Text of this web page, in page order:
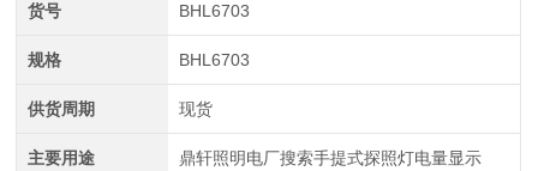
货号 BHL6703
规格 BHL6703
供货周期 现货
主要用途 鼎轩照明电厂搜索手提式探照灯电量显示